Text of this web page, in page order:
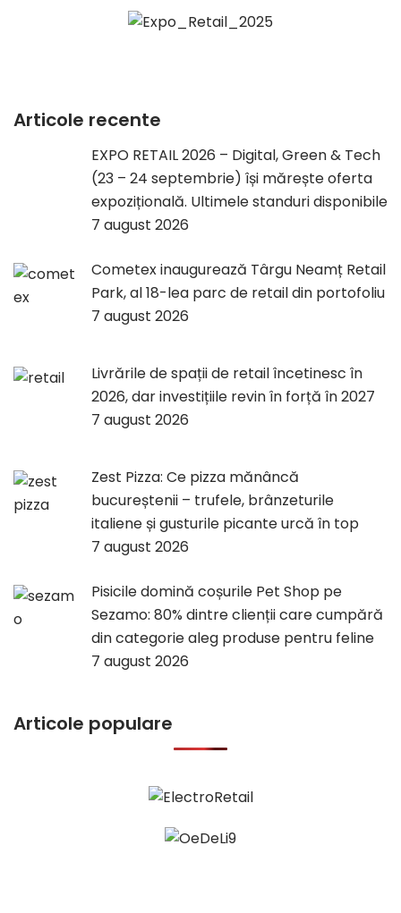
Articole recente
EXPO RETAIL 2026 – Digital, Green & Tech
(23 – 24 septembrie) își mărește oferta
expozițională. Ultimele standuri disponibile
7 august 2026
Cometex inaugurează Târgu Neamț Retail
Park, al 18-lea parc de retail din portofoliu
7 august 2026
Livrările de spații de retail încetinesc în
2026, dar investițiile revin în forță în 2027
7 august 2026
Zest Pizza: Ce pizza mănâncă
bucureștenii – trufele, brânzeturile
italiene și gusturile picante urcă în top
7 august 2026
Pisicile domină coșurile Pet Shop pe
Sezamo: 80% dintre clienții care cumpără
din categorie aleg produse pentru feline
7 august 2026
Articole populare